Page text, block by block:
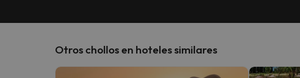
Otros chollos en hoteles similares